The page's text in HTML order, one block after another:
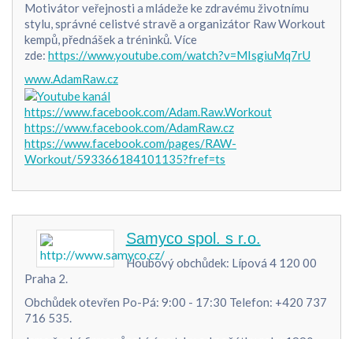
Motivátor veřejnosti a mládeže ke zdravému životnímu
stylu, správné celistvé stravě a organizátor Raw Workout
kempů, přednášek a tréninků. Více
zde: https://www.youtube.com/watch?v=MIsgiuMq7rU
www.AdamRaw.cz
https://www.facebook.com/Adam.Raw.Workout
https://www.facebook.com/AdamRaw.cz
https://www.facebook.com/pages/RAW-
Workout/593366184101135?fref=ts
Samyco spol. s r.o.
Houbový obchůdek: Lípová 4 120 00
Praha 2.
Obchůdek otevřen Po-Pá: 9:00 - 17:30 Telefon: +420 737
716 535.